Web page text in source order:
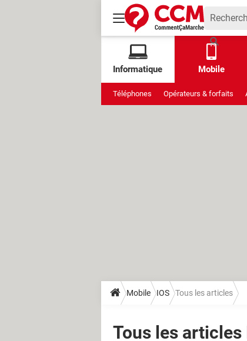
Informatique Mobile
Téléphones Opérateurs & forfaits
Mobile IOS Tous les articles
Tous les articles